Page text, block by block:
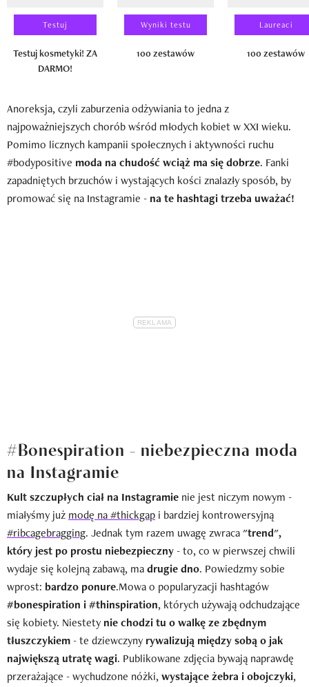
Testuj
Testuj kosmetyki! ZA
DARMO!
Wyniki testu
100 zestawów
Laureaci
100 zestawów
Anoreksja, czyli zaburzenia odżywiania to jedna z
najpoważniejszych chorób wśród młodych kobiet w XXI wieku.
Pomimo licznych kampanii społecznych i aktywności ruchu
#bodypositive moda na chudość wciąż ma się dobrze. Fanki
zapadniętych brzuchów i wystających kości znalazły sposób, by
promować się na Instagramie - na te hashtagi trzeba uważać!
#Bonespiration - niebezpieczna moda
na Instagramie
Kult szczupłych ciał na Instagramie nie jest niczym nowym -
miałyśmy już modę na #thickgap i bardziej kontrowersyjną
#ribcagebragging. Jednak tym razem uwagę zwraca"trend",
który jest po prostu niebezpieczny - to, co w pierwszej chwili
wydaje się kolejną zabawą, madrugie dno. Powiedzmy sobie
wprost: bardzo ponure.Mowa o popularyzacji hashtagów
#bonespiration i #thinspiration, których używają odchudzające
się kobiety. Niestety nie chodzi tu o walkę ze zbędnym
tłuszczykiem - te dziewczyny rywalizują między sobą o jak
największą utratę wagi. Publikowane zdjęcia bywają naprawdę
przerażające - wychudzone nóżki,wystające żebra i obojczyki,